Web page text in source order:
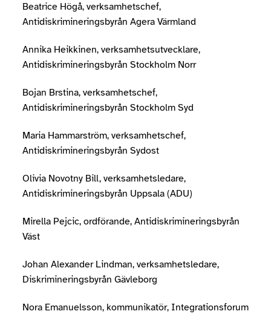
Beatrice Högå, verksamhetschef,
Antidiskrimineringsbyrån Agera Värmland
Annika Heikkinen, verksamhetsutvecklare,
Antidiskrimineringsbyrån Stockholm Norr
Bojan Brstina, verksamhetschef,
Antidiskrimineringsbyrån Stockholm Syd
Maria Hammarström, verksamhetschef,
Antidiskrimineringsbyrån Sydost
Olivia Novotny Bill, verksamhetsledare,
Antidiskrimineringsbyrån Uppsala (ADU)
Mirella Pejcic, ordförande, Antidiskrimineringsbyrån
Väst
Johan Alexander Lindman, verksamhetsledare,
Diskrimineringsbyrån Gävleborg
Nora Emanuelsson, kommunikatör, Integrationsforum